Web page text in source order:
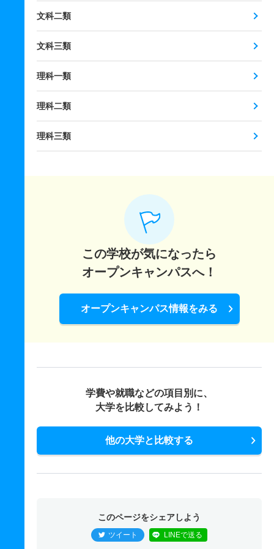
文科二類
文科三類
理科一類
理科二類
理科三類
この学校が気になったら
オープンキャンパスへ！
オープンキャンパス情報をみる
学費や就職などの項目別に、
大学を比較してみよう！
他の大学と比較する
このページをシェアしよう
ツイート LINEで送る